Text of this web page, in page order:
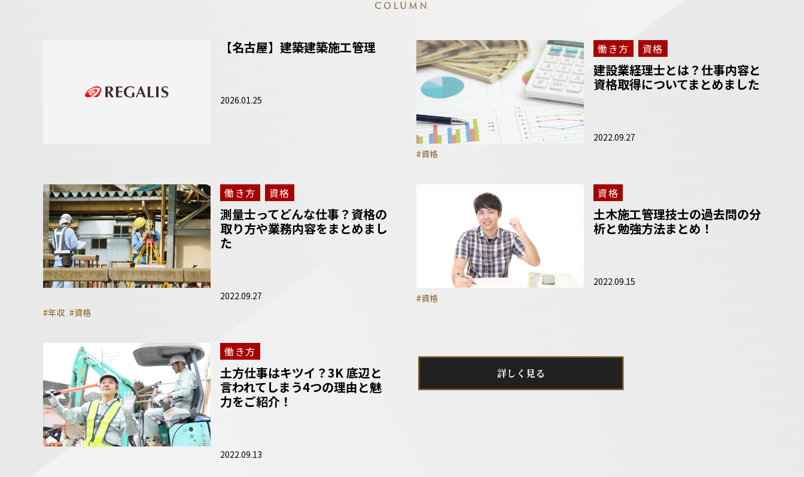
COLUMN
【名古屋】建築建築施工管理
2026.01.25
働き方 資格
建設業経理士とは？仕事内容と
資格取得についてまとめました
2022.09.27
#資格
働き方 資格
測量士ってどんな仕事？資格の
取り方や業務内容をまとめまし
た
2022.09.27
#年収 #資格
資格
土木施工管理技士の過去問の分
析と勉強方法まとめ！
2022.09.15
#資格
働き方
土方仕事はキツイ？3K 底辺と
言われてしまう4つの理由と魅
力をご紹介！
2022.09.13
詳しく見る